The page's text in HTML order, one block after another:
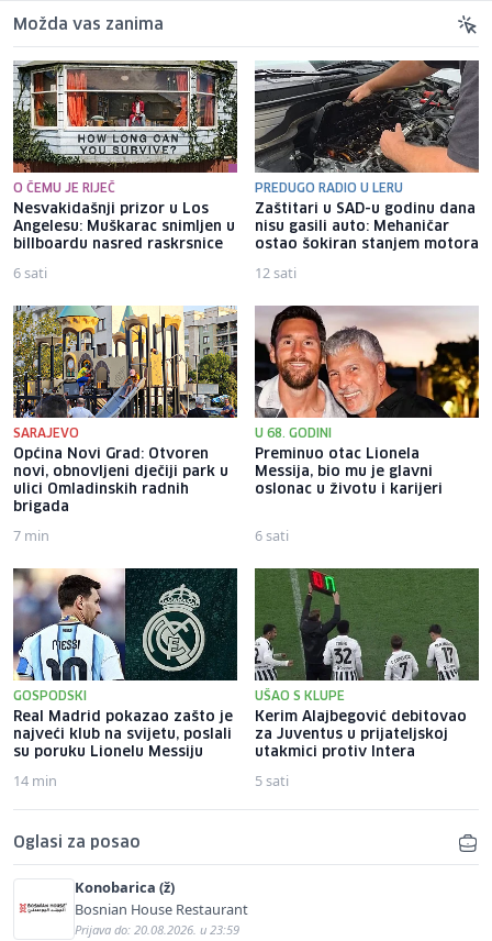
Možda vas zanima
O ČEMU JE RIJEČ
Nesvakidašnji prizor u Los
Angelesu: Muškarac snimljen u
billboardu nasred raskrsnice
6 sati
PREDUGO RADIO U LERU
Zaštitari u SAD-u godinu dana
nisu gasili auto: Mehaničar
ostao šokiran stanjem motora
12 sati
SARAJEVO
Općina Novi Grad: Otvoren
novi, obnovljeni dječiji park u
ulici Omladinskih radnih
brigada
7 min
U 68. GODINI
Preminuo otac Lionela
Messija, bio mu je glavni
oslonac u životu i karijeri
6 sati
GOSPODSKI
Real Madrid pokazao zašto je
najveći klub na svijetu, poslali
su poruku Lionelu Messiju
14 min
UŠAO S KLUPE
Kerim Alajbegović debitovao
za Juventus u prijateljskoj
utakmici protiv Intera
5 sati
Oglasi za posao
Konobarica (ž)
Bosnian House Restaurant
Prijava do: 20.08.2026. u 23:59